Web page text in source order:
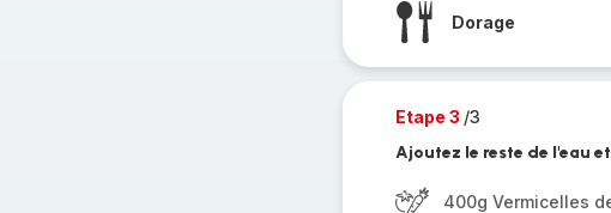
Dorage
Etape 3 /3
Ajoutez le reste de l'eau
400g Vermicelles